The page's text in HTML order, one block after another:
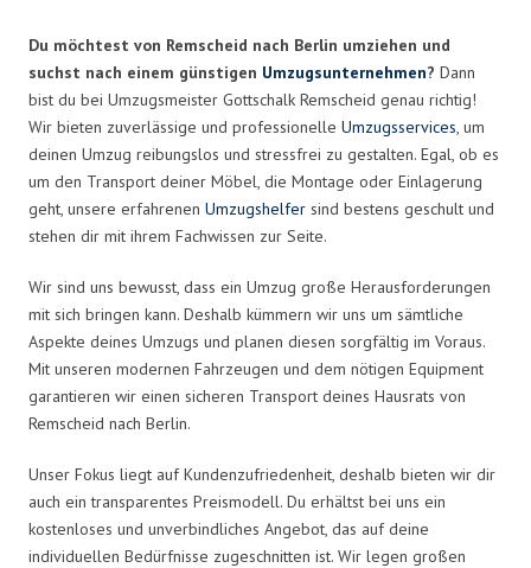
Du möchtest von Remscheid nach Berlin umziehen und
suchst nach einem günstigen Umzugsunternehmen? Dann
bist du bei Umzugsmeister Gottschalk Remscheid genau richtig!
Wir bieten zuverlässige und professionelle Umzugsservices, um
deinen Umzug reibungslos und stressfrei zu gestalten. Egal, ob es
um den Transport deiner Möbel, die Montage oder Einlagerung
geht, unsere erfahrenen Umzugshelfer sind bestens geschult und
stehen dir mit ihrem Fachwissen zur Seite.
Wir sind uns bewusst, dass ein Umzug große Herausforderungen
mit sich bringen kann. Deshalb kümmern wir uns um sämtliche
Aspekte deines Umzugs und planen diesen sorgfältig im Voraus.
Mit unseren modernen Fahrzeugen und dem nötigen Equipment
garantieren wir einen sicheren Transport deines Hausrats von
Remscheid nach Berlin.
Unser Fokus liegt auf Kundenzufriedenheit, deshalb bieten wir dir
auch ein transparentes Preismodell. Du erhältst bei uns ein
kostenloses und unverbindliches Angebot, das auf deine
individuellen Bedürfnisse zugeschnitten ist. Wir legen großen